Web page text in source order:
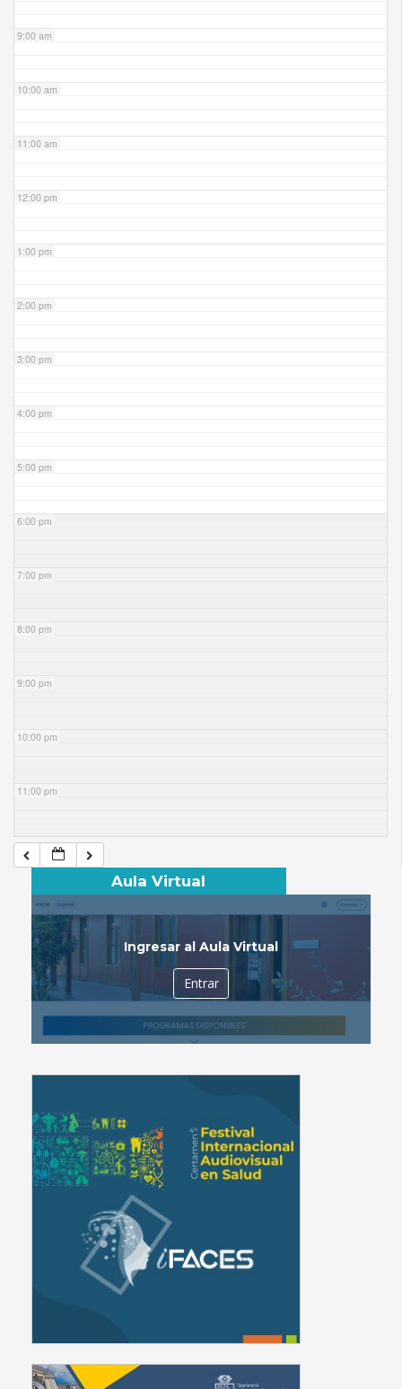
9:00 am
10:00 am
11:00 am
12:00 pm
1:00 pm
2:00 pm
3:00 pm
4:00 pm
5:00 pm
6:00 pm
7:00 pm
8:00 pm
9:00 pm
10:00 pm
11:00 pm
Aula Virtual
Ingresar al Aula Virtual
Entrar